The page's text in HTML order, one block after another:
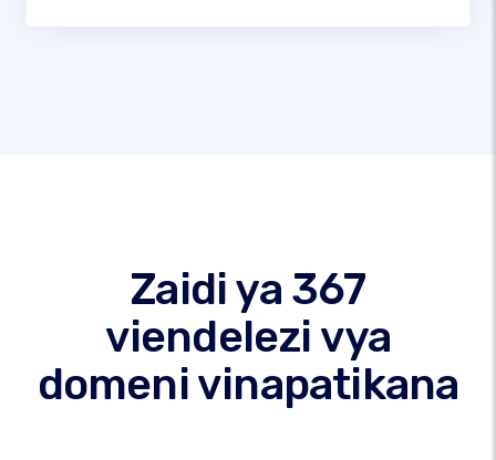
Zaidi ya 367
viendelezi vya
domeni vinapatikana